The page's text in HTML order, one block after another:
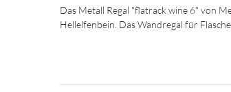
Das Metall Regal "flatrack wine 6" von
Hellelfenbein. Das Wandregal für